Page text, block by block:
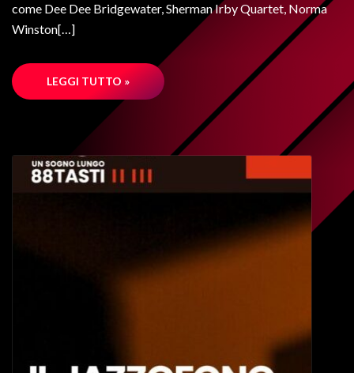
come Dee Dee Bridgewater, Sherman Irby Quartet, Norma
Winston[…]
LEGGI TUTTO »